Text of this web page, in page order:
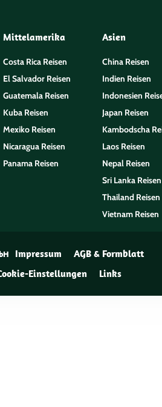
Mittelamerika
Costa Rica Reisen
El Salvador Reisen
Guatemala Reisen
Kuba Reisen
Mexiko Reisen
Nicaragua Reisen
Panama Reisen
Asien
China Reisen
Indien Reisen
Indonesien
Japan Reisen
Kambodscha
Laos Reisen
Nepal Reisen
Sri Lanka Reisen
Thailand Reisen
Vietnam Reisen
Impressum
AGB & Formblatt
Einstellungen Links